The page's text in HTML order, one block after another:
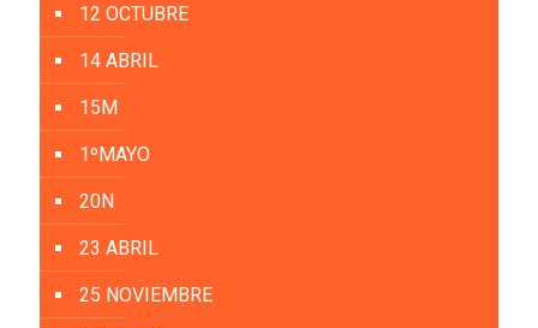
12 OCTUBRE
14 ABRIL
15M
1ºMAYO
20N
23 ABRIL
25 NOVIEMBRE